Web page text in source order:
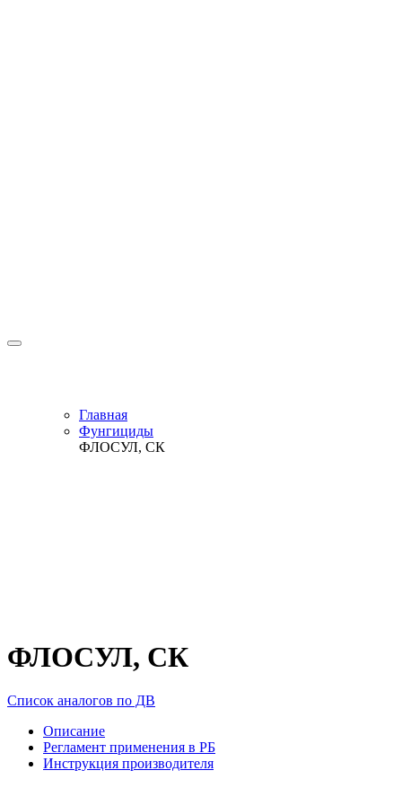
Главная
Фунгициды
ФЛОСУЛ, СК
ФЛОСУЛ, СК
Список аналогов по ДВ
Описание
Регламент применения в РБ
Инструкция производителя